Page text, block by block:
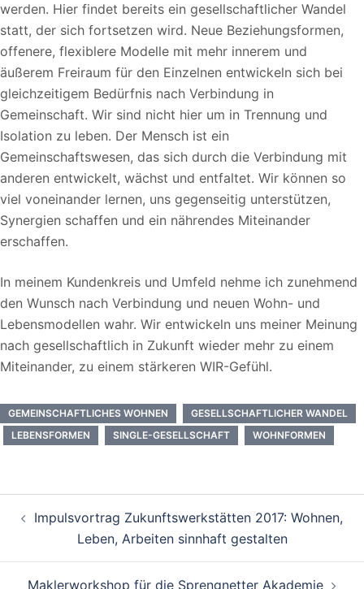
werden. Hier findet bereits ein gesellschaftlicher Wandel
statt, der sich fortsetzen wird. Neue Beziehungsformen,
offenere, flexiblere Modelle mit mehr innerem und
äußerem Freiraum für den Einzelnen entwickeln sich bei
gleichzeitigem Bedürfnis nach Verbindung in
Gemeinschaft. Wir sind nicht hier um in Trennung und
Isolation zu leben. Der Mensch ist ein
Gemeinschaftswesen, das sich durch die Verbindung mit
anderen entwickelt, wächst und entfaltet. Wir können so
viel voneinander lernen, uns gegenseitig unterstützen,
Synergien schaffen und ein nährendes Miteinander
erschaffen.
In meinem Kundenkreis und Umfeld nehme ich zunehmend
den Wunsch nach Verbindung und neuen Wohn- und
Lebensmodellen wahr. Wir entwickeln uns meiner Meinung
nach gesellschaftlich in Zukunft wieder mehr zu einem
Miteinander, zu einem stärkeren WIR-Gefühl.
GEMEINSCHAFTLICHES WOHNEN
GESELLSCHAFTLICHER WANDEL
LEBENSFORMEN
SINGLE-GESELLSCHAFT WOHNFORMEN
Beitragsnavigation
Impulsvortrag Zukunftswerkstätten 2017: Wohnen,
Leben, Arbeiten sinnhaft gestalten
Maklerworkshop für die Sprengnetter Akademie